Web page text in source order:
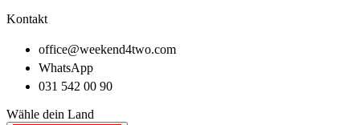
Kontakt
office@weekend4two.com
WhatsApp
031 542 00 90
Wähle dein Land